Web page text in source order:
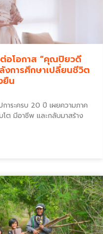
อโอกาส “คุณปิยวดี
งการศึกษาเปลี่ยนชีวิต
ยืน
าระครบ 20 ปี เผยความภาค
โต มีอาชีพ และกลับมาสร้าง